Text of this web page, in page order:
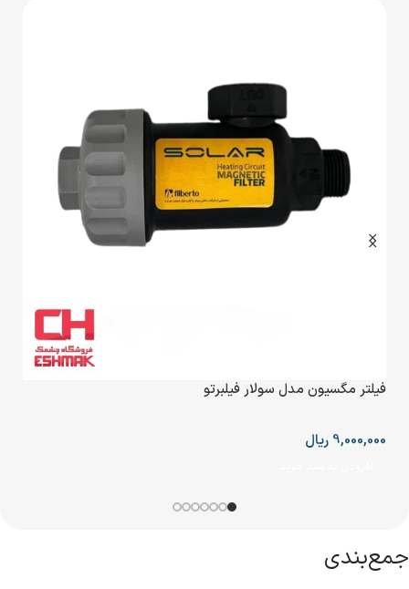
فیلتر مگسیون مدل سولار فیلبرتو
9,000,000 ریال
جمع‌بندی